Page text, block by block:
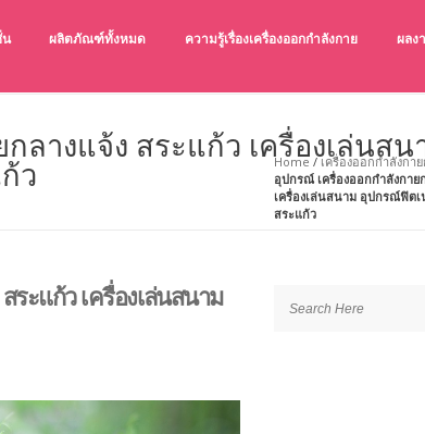
เครื่องออกกำลังกายกลางแจ้ง เช็
เครื่องออกกำลังกายกลางแจ้ง คุณภาพดี ราคา
ผลิตภัณฑ์ทั้งหมด ความรู้เรื่องเครื่องออกกำลังกาย ผลง
ลางแจ้ง สระแก้ว เครื่องเล่นสน
ว Home /เครื่องออกกำลังกา
อุปกรณ์ เครื่องออกกำลังกาย
เครื่องเล่นสนาม อุปกรณ์ฟิต
สระแก้ว
ระแก้ว เครื่องเล่นสนาม